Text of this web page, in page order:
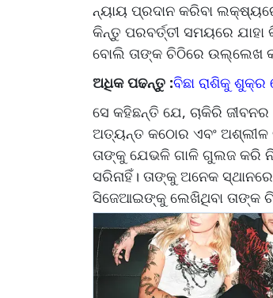
ନ୍ୟାୟ ପ୍ରଦାନ କରିବା
କିନ୍ତୁ ପରବର୍ତ୍ତୀ ସମୟରେ
ବୋଲି ତାଙ୍କ ଚିଠିରେ ଉଲ୍ଲେଖ
ଅଧିକ ପଢନ୍ତୁ :ବିଛା ରାଶିକୁ
ସେ କହିଛନ୍ତି ଯେ, ଚାକିରି
ଅତ୍ୟନ୍ତ କଠୋର ଏବଂ ଅଶ୍ଲୀଳ
ତାଙ୍କୁ ଯେଭଳି ଗାଳି ଗୁଲଜ କରି
ସରିନାହିଁ। ତାଙ୍କୁ ଅନେକ
ସିଜେଆଇଙ୍କୁ ଲେଖିଥିବା ତାଙ୍କ